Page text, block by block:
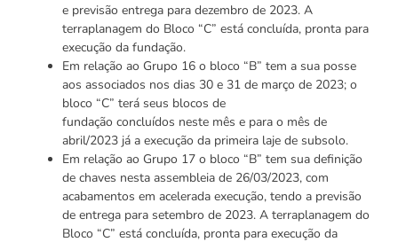
e previsão entrega para dezembro de 2023. A
terraplanagem do Bloco “C” está concluída, pronta para
execução da fundação.
Em relação ao Grupo 16 o bloco “B” tem a sua posse
aos associados nos dias 30 e 31 de março de 2023; o
bloco “C” terá seus blocos de
fundação concluídos neste mês e para o mês de
abril/2023 já a execução da primeira laje de subsolo.
Em relação ao Grupo 17 o bloco “B” tem sua definição
de chaves nesta assembleia de 26/03/2023, com
acabamentos em acelerada execução, tendo a previsão
de entrega para setembro de 2023. A terraplanagem do
Bloco “C” está concluída, pronta para execução da